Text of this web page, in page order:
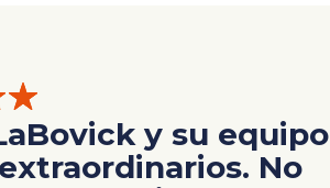
y su equipo
No